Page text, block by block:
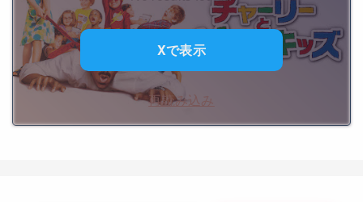
Xで表示
再読み込み